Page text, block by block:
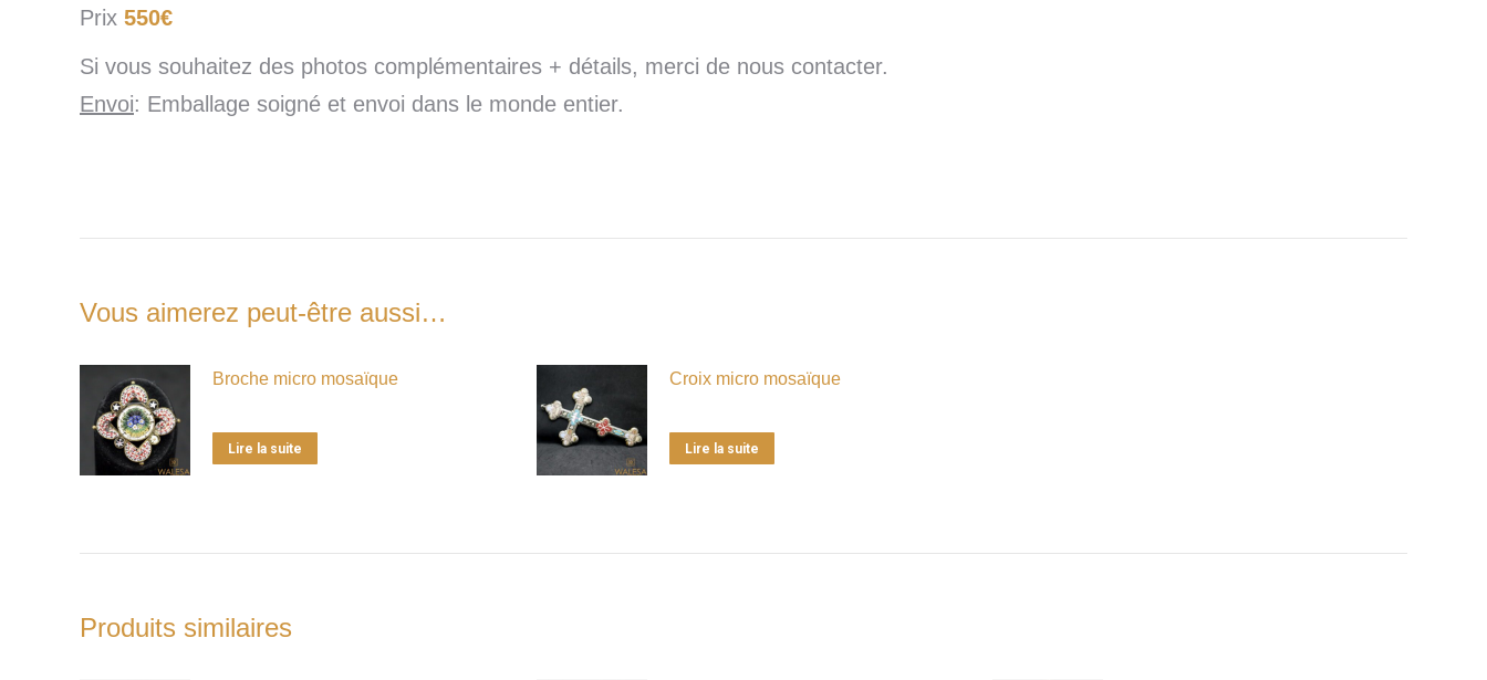
Prix 550€
Si vous souhaitez des photos complémentaires + détails, merci de nous contacter.
Envoi: Emballage soigné et envoi dans le monde entier.
Vous aimerez peut-être aussi…
Broche micro mosaïque
Lire la suite
Croix micro mosaïque
Lire la suite
Produits similaires